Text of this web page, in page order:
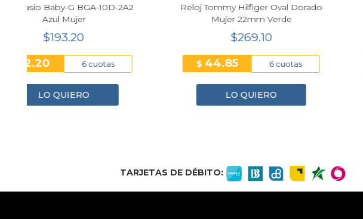
Reloj Calvin Klein CK Light Cuarzo
Khaki Mujer 16mm 25100209
41.78
Citizen Eco-Drive Mujer
LIGHT in BLACK Acero
76.95
TARJETAS DE DÉBITO: